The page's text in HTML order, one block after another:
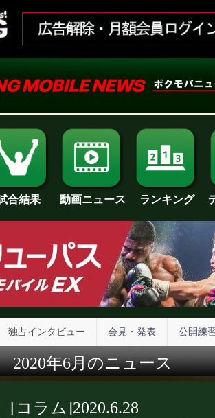
合結果 動画ニュース ランキング
独占インタビュー 会見・発表 公開練
年6月のニュース
[コラム]2020.6.28